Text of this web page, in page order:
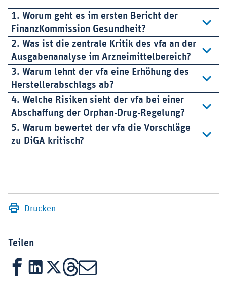
1. Worum geht es im ersten Bericht der
FinanzKommission Gesundheit?
2. Was ist die zentrale Kritik des vfa an der
Ausgabenanalyse im Arzneimittelbereich?
3. Warum lehnt der vfa eine Erhöhung des
Herstellerabschlags ab?
4. Welche Risiken sieht der vfa bei einer
Abschaffung der Orphan-Drug-Regelung?
5. Warum bewertet der vfa die Vorschläge
zu DiGA kritisch?
Drucken
Teilen
FacebookLinkedIn
X Threads
Mail